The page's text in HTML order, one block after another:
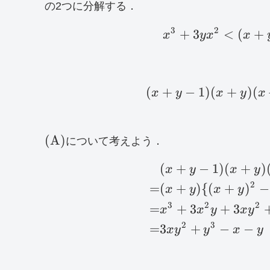
(右
の2つに分解する．
x3 + 3yx2 < (x +
(x + y − 1)(x + y)(x
\rm
(A)について考えよう．
=
=
=
(x + y − 1)(x + y)(
(x + y){(x + y)2 −
x3 + 3x2y + 3xy2
3xy2 + y3 − x − y